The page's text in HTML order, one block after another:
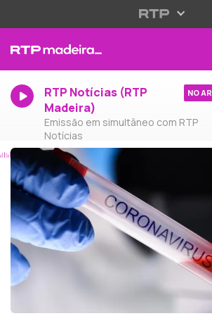
RTP Notícias (RTP
Madeira)
Emissão em simultâneo com RTP
Notícias
NO AR